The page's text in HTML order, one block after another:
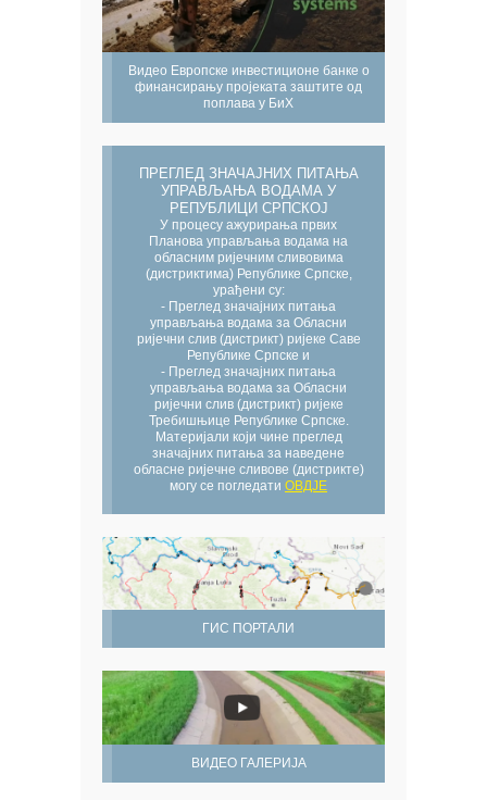
Видео Европске инвестиционе банке о
финансирању пројеката заштите од
поплава у БиХ
ПРЕГЛЕД ЗНАЧАЈНИХ ПИТАЊА
УПРАВЉАЊА ВОДАМА У
РЕПУБЛИЦИ СРПСКОЈ
У процесу ажурирања првих
Планова управљања водама на
обласним ријечним сливовима
(дистриктима) Републике Српске,
урађени су:
- Преглед значајних питања
управљања водама за Обласни
ријечни слив (дистрикт) ријеке Саве
Републике Српске и
- Преглед значајних питања
управљања водама за Обласни
ријечни слив (дистрикт) ријеке
Требишњице Републике Српске.
Материјали који чине преглед
значајних питања за наведене
обласне ријечне сливове (дистрикте)
могу се погледати ОВДЈЕ
ГИС ПОРТАЛИ
ВИДЕО ГАЛЕРИЈА